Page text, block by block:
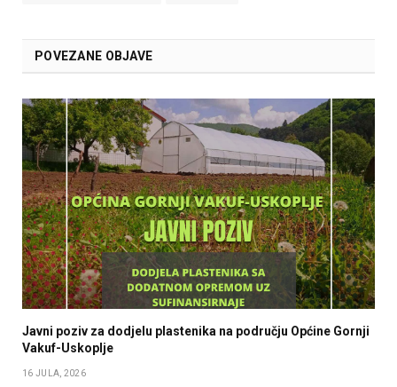
POVEZANE OBJAVE
Javni poziv za dodjelu plastenika na području Općine Gornji
Vakuf-Uskoplje
16 JULA, 2026